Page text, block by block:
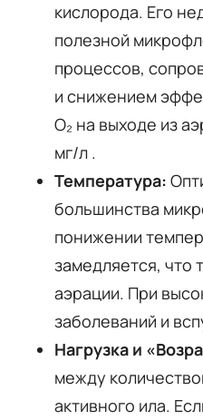
кислорода. Его
полезной
процессов,
и снижением
O₂ на выходе из
мг/л .
Температура:
большинства
понижении
замедляется, что
аэрации. При
заболеваний и
Нагрузка и
между
активного ила.